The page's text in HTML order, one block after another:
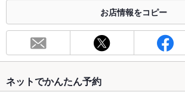
総席数
20席(テーブル席を多数ご用意してお
容人数
お店情報をコピー
ネットでかんたん予約